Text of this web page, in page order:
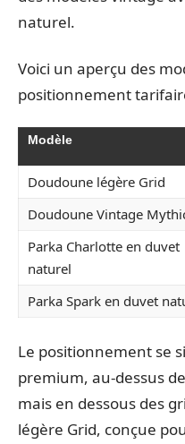
naturel.
Voici un aperçu des
positionnement
Modèle
Doudoune légère Grid
Doudoune Vintage
Parka Charlotte en duvet
naturel
Parka Spark en duvet
Le positionnement se
premium, au-dessus
mais en dessous des
légère Grid, conçue